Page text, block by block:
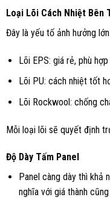
Loại Lõi Cách Nhiệt Bên
Đây là yếu tố ảnh hưởng
Lõi EPS: giá rẻ, phù
Lõi PU: cách nhiệt tốt
Lõi Rockwool: chống
Mỗi loại lõi sẽ quyết định
Độ Dày Tấm Panel
Panel càng dày thì khả
nghĩa với giá thành